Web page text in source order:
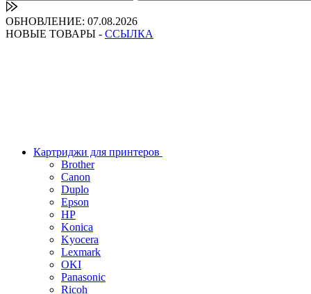
ОБНОВЛЕНИЕ: 07.08.2026
НОВЫЕ ТОВАРЫ - ССЫЛКА
Картриджи для принтеров
Brother
Canon
Duplo
Epson
HP
Konica
Kyocera
Lexmark
OKI
Panasonic
Ricoh